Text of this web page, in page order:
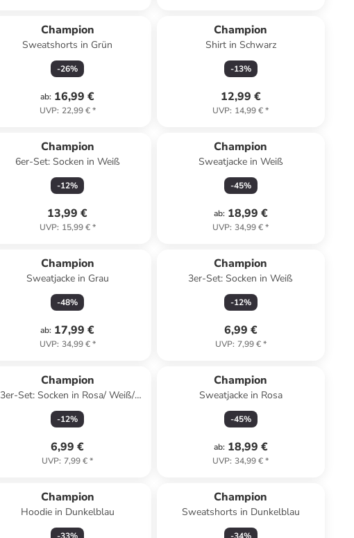
Champion
Sweatshorts in Grün
-26%
ab: 16,99 €
UVP: 22,99 €*
Champion
Shirt in Schwarz
-13%
12,99 €
UVP: 14,99 €*
Champion
6er-Set: Socken in Weiß
-12%
13,99 €
UVP: 15,99 €*
Champion
Sweatjacke in Weiß
-45%
ab: 18,99 €
UVP: 34,99 €*
Champion
Sweatjacke in Grau
-48%
ab: 17,99 €
UVP: 34,99 €*
Champion
3er-Set: Socken in Weiß
-12%
6,99 €
UVP: 7,99 €*
Champion
3er-Set: Socken in Rosa/ Weiß/
Dunkelblau
-12%
6,99 €
UVP: 7,99 €*
Champion
Sweatjacke in Rosa
-45%
ab: 18,99 €
UVP: 34,99 €*
Champion
Hoodie in Dunkelblau
Champion
Sweatshorts in Dunkelblau